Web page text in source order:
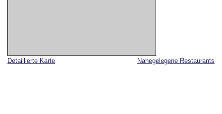
Nahegelegene Restaurants
Detaillierte Karte